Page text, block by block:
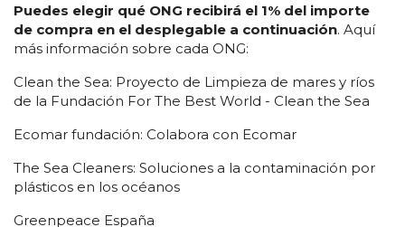
Puedes elegir qué ONG recibirá el 1% del importe
de compra en el desplegable a continuación. Aquí
más información sobre cada ONG:
Clean the Sea: Proyecto de Limpieza de mares y ríos
de la Fundación For The Best World - Clean the Sea
Ecomar fundación: Colabora con Ecomar
The Sea Cleaners: Soluciones a la contaminación por
plásticos en los océanos
Greenpeace España